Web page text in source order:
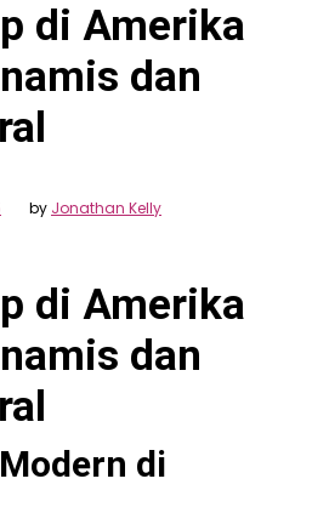
di Amerika
dan
by Jonathan Kelly
di Amerika
dan
di